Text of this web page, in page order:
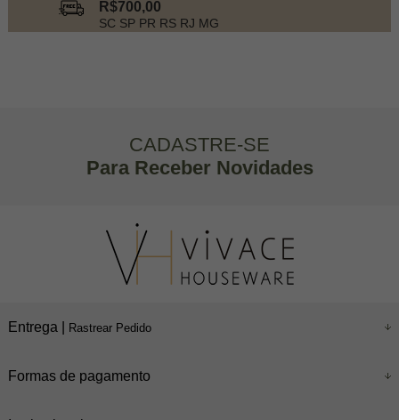
R$700,00
SC SP PR RS RJ MG
CADASTRE-SE
Para Receber Novidades
Entrega | Rastrear Pedido
Formas de pagamento